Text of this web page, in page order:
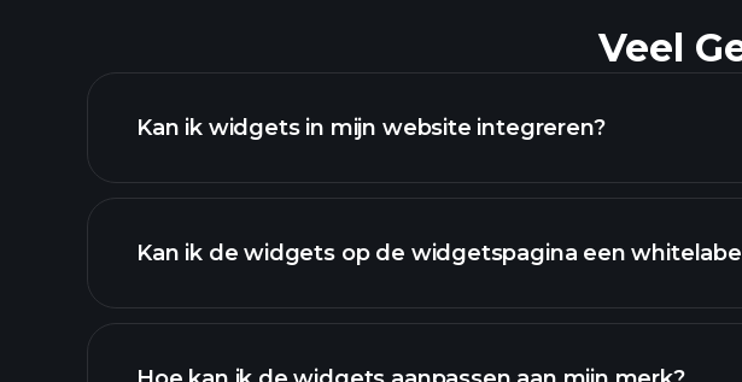
Veel
Kan ik widgets in mijn website integreren?
Kan ik de widgets op de widgetspagina een